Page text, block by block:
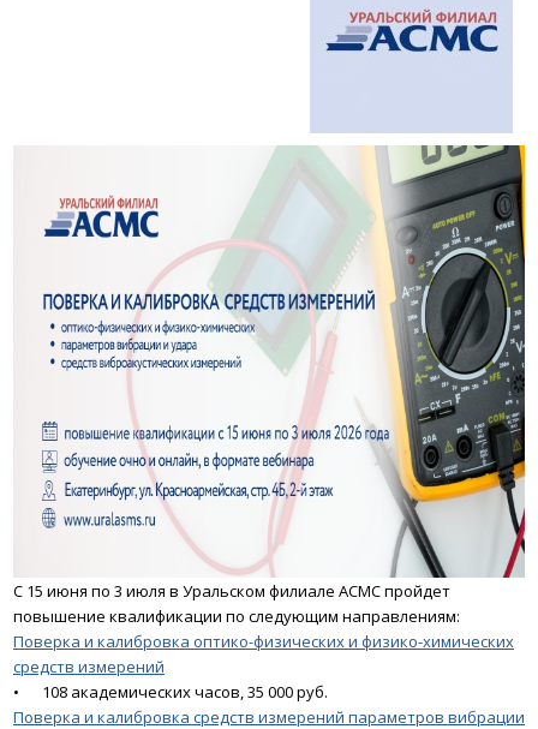
С 15 июня по 3 июля в Уральском филиале АСМС пройдет
повышение квалификации по следующим направлениям:
Поверка и калибровка оптико-физических и физико-химических
средств измерений
•
108 академических часов, 35 000 руб.
Поверка и калибровка средств измерений параметров вибрации